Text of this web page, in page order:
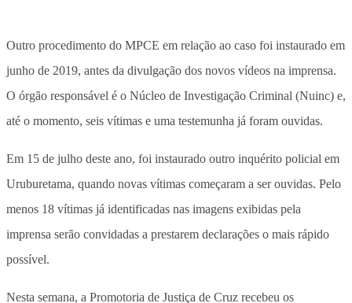
Outro procedimento do MPCE em relação ao caso foi instaurado em
junho de 2019, antes da divulgação dos novos vídeos na imprensa.
O órgão responsável é o Núcleo de Investigação Criminal (Nuinc) e,
até o momento, seis vítimas e uma testemunha já foram ouvidas.
Em 15 de julho deste ano, foi instaurado outro inquérito policial em
Uruburetama, quando novas vítimas começaram a ser ouvidas. Pelo
menos 18 vítimas já identificadas nas imagens exibidas pela
imprensa serão convidadas a prestarem declarações o mais rápido
possível.
Nesta semana, a Promotoria de Justiça de Cruz recebeu os